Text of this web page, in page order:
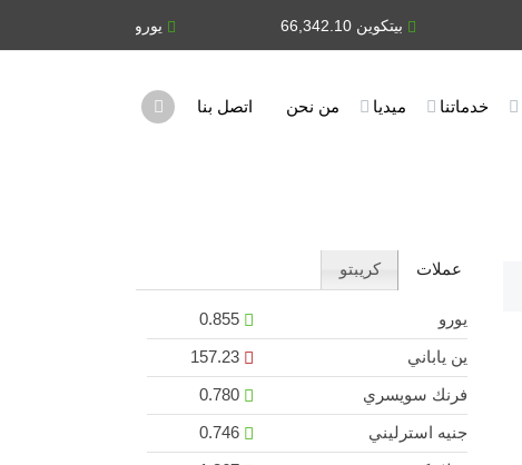
خدماتنا ميديا من نحن اتصل بنا
عملات كريبتو
يورو
ين ياباني
فرنك سويسري
جنيه استرليني